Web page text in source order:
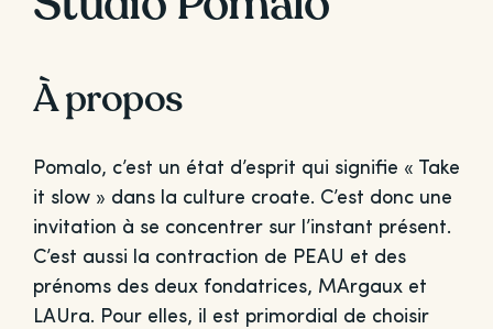
À propos
Pomalo, c’est un état d’esprit qui signifie « Take
it slow » dans la culture croate. C’est donc une
invitation à se concentrer sur l’instant présent.
C’est aussi la contraction de PEAU et des
prénoms des deux fondatrices, MArgaux et
LAUra. Pour elles, il est primordial de choisir